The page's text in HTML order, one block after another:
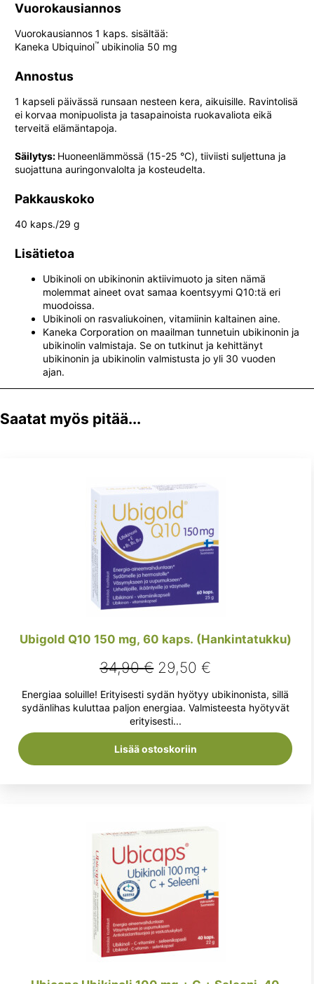
Vuorokausiannos
Vuorokausiannos 1 kaps. sisältää:
Kaneka Ubiquinol™ ubikinolia 50 mg
Annostus
1 kapseli päivässä runsaan nesteen kera, aikuisille. Ravintolisä
ei korvaa monipuolista ja tasapainoista ruokavaliota eikä
terveitä elämäntapoja.
Säilytys: Huoneenlämmössä (15-25 °C), tiiviisti suljettuna ja
suojattuna auringonvalolta ja kosteudelta.
Pakkauskoko
40 kaps./29 g
Lisätietoa
Ubikinoli on ubikinonin aktiivimuoto ja siten nämä
molemmat aineet ovat samaa koentsyymi Q10:tä eri
muodoissa.
Ubikinoli on rasvaliukoinen, vitamiinin kaltainen aine.
Kaneka Corporation on maailman tunnetuin ubikinonin ja
ubikinolin valmistaja. Se on tutkinut ja kehittänyt
ubikinonin ja ubikinolin valmistusta jo yli 30 vuoden
ajan.
Saatat myös pitää...
Ubigold Q10 150 mg, 60 kaps. (Hankintatukku)
34,90€ Alkuperäinen
hinta
oli:
34,90 €.
29,50€
hinta
on:
29,50 €.
Energiaa soluille! Erityisesti sydän hyötyy ubikinonista, sillä
sydänlihas kuluttaa paljon energiaa. Valmisteesta hyötyvät
erityisesti...
Lisää ostoskoriin